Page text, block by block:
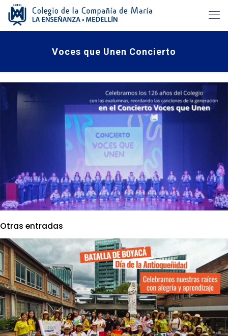
Voces que Unen Concierto
Otras entradas